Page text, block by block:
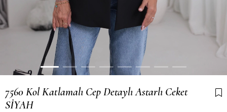
7560 Kol Katlamalı Cep Detaylı Astarlı Ceket
SİYAH